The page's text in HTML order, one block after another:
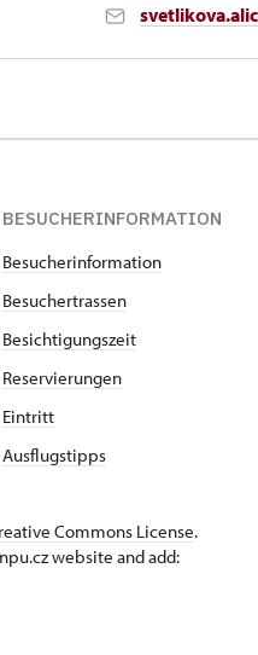
BESUCHERINFORMATION
Besucherinformation
Besuchertrassen
Besichtigungszeit
Reservierungen
Eintritt
Ausflugstipps
Commons License.
website and add: